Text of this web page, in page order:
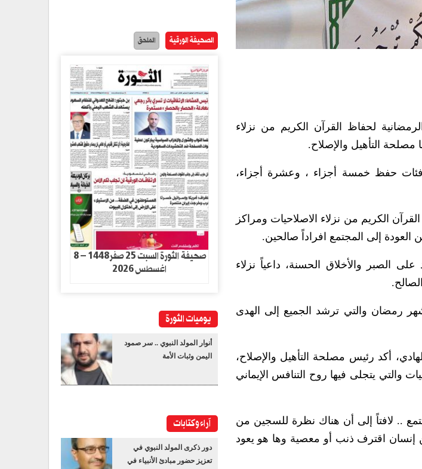
لحفاظ القرآن الكريم من نزلاء
مصلحة التأهيل والإصلاح.
خمسة أيام، أكثر من 38 متسابقاً في فئات حفظ خمسة أجزاء ، وعشرة أجزاء،
الكريم من نزلاء الاصلاحيات ومراكز
العودة إلى المجتمع افراداً صالحين.
الصبر والأخلاق الحسنة، داعياً نزلاء
رمضان والتي ترشد الجميع إلى الهدى
أكد رئيس مصلحة التأهيل والإصلاح،
والتي يتجلى فيها روح التنافس الإيماني
.. لافتاً إلى أن هناك نظرة للسجين من
إنسان اقترف ذنب أو معصية وها هو يعود
الصحيفة الورقية الملحق
صحيفة الثورة السبت 25 صفر1448 – 8
اغسطس 2026
يوميات الثورة
أنوار المولد النبوي .. سر صمود
اليمن وثبات الأمة
آراء وكتابات
دور ذكرى المولد النبوي في
تعزيز حضور مبادئ الأنبياء في